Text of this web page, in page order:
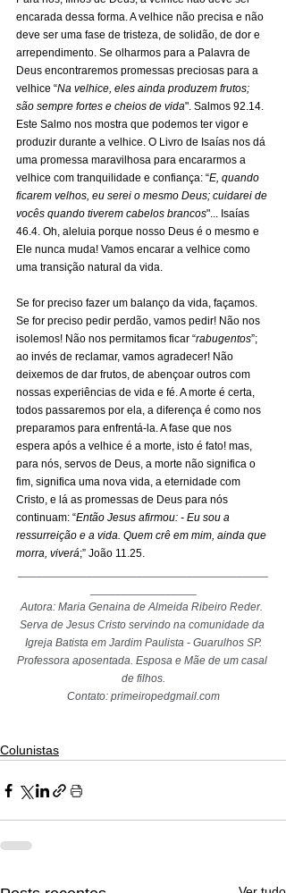
encarada dessa forma. A velhice não precisa e não
deve ser uma fase de tristeza, de solidão, de dor e
arrependimento. Se olharmos para a Palavra de
Deus encontraremos promessas preciosas para a
velhice “Na velhice, eles ainda produzem frutos;
são sempre fortes e cheios de vida". Salmos 92.14.
Este Salmo nos mostra que podemos ter vigor e
produzir durante a velhice. O Livro de Isaías nos dá
uma promessa maravilhosa para encararmos a
velhice com tranquilidade e confiança: “E, quando
ficarem velhos, eu serei o mesmo Deus; cuidarei de
vocês quando tiverem cabelos brancos"... Isaías
46.4. Oh, aleluia porque nosso Deus é o mesmo e
Ele nunca muda! Vamos encarar a velhice como
uma transição natural da vida.
Se for preciso fazer um balanço da vida, façamos.
Se for preciso pedir perdão, vamos pedir! Não nos
isolemos! Não nos permitamos ficar “rabugentos”;
ao invés de reclamar, vamos agradecer! Não
deixemos de dar frutos, de abençoar outros com
nossas experiências de vida e fé. A morte é certa,
todos passaremos por ela, a diferença é como nos
preparamos para enfrentá-la. A fase que nos
espera após a velhice é a morte, isto é fato! mas,
para nós, servos de Deus, a morte não significa o
fim, significa uma nova vida, a eternidade com
Cristo, e lá as promessas de Deus para nós
continuam: “Então Jesus afirmou: - Eu sou a
ressurreição e a vida. Quem crê em mim, ainda que
morra, viverá;” João 11.25.
Autora: Maria Genaina de Almeida Ribeiro Reder.
Serva de Jesus Cristo servindo na comunidade da
Igreja Batista em Jardim Paulista - Guarulhos SP.
Professora aposentada. Esposa e Mãe de um casal
de filhos.
Contato: primeiropedgmail.com
Colunistas